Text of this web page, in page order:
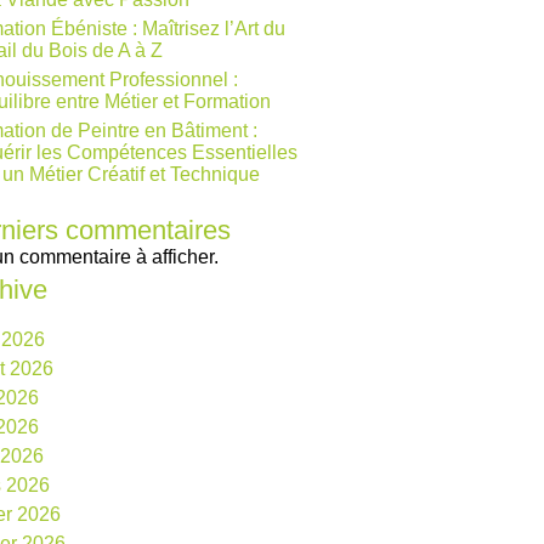
Ébéniste : Maîtrisez l’Art du
du Bois de A à Z
Professionnel :
entre Métier et Formation
de Peintre en Bâtiment :
les Compétences Essentielles
Métier Créatif et Technique
commentaires
commentaire à afficher.
2026
2026
2026